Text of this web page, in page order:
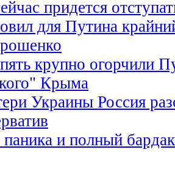
придется
для Путина
крупно огорчили
Крыма
Украины Россия
и полный